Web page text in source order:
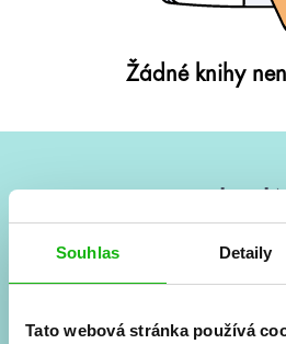
Souhlas Detaily
Tato webová stránka používá
Žádné knihy
Vše kolem #youngadult každý
a seriálové